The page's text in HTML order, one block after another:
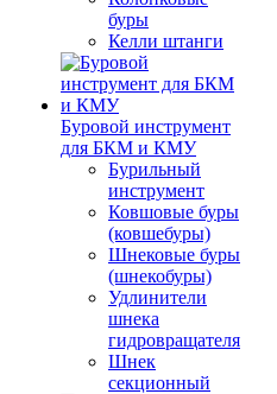
буры
Келли штанги
Буровой инструмент
для БКМ и КМУ
Бурильный
инструмент
Ковшовые буры
(ковшебуры)
Шнековые буры
(шнекобуры)
Удлинители
шнека
гидровращателя
Шнек
секционный